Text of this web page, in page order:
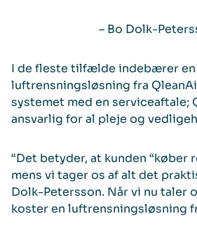
– Bo Dolk-
I de fleste tilfælde indebærer en
luftrensningsløsning fra
systemet med en serviceaftale;
ansvarlig for al pleje og
“Det betyder, at kunden “køber
mens vi tager os af alt det
Dolk-Petersson. Når vi nu taler
koster en luftrensningsløsning